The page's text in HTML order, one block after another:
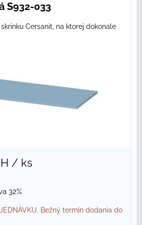
S932-033
Cersanit, na ktorej dokonale
/ ks
32%
Bežný termín dodania do